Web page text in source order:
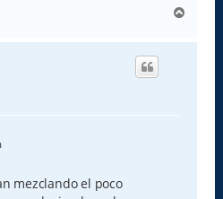
r
mezclando el poco